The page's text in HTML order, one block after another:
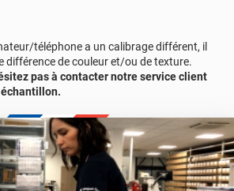
téléphone a un calibrage différent, il
différence de couleur et/ou de texture.
pas à contacter notre service client